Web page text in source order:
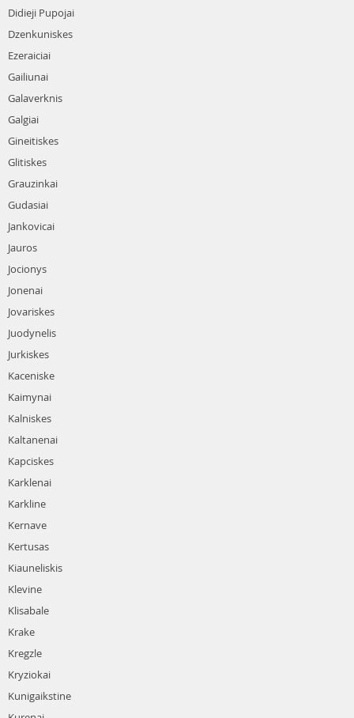
Didieji Pupojai
Dzenkuniskes
Ezeraiciai
Gailiunai
Galaverknis
Galgiai
Gineitiskes
Glitiskes
Grauzinkai
Gudasiai
Jankovicai
Jauros
Jocionys
Jonenai
Jovariskes
Juodynelis
Jurkiskes
Kaceniske
Kaimynai
Kalniskes
Kaltanenai
Kapciskes
Karklenai
Karkline
Kernave
Kertusas
Kiauneliskis
Klevine
Klisabale
Krake
Kregzle
Kryziokai
Kunigaikstine